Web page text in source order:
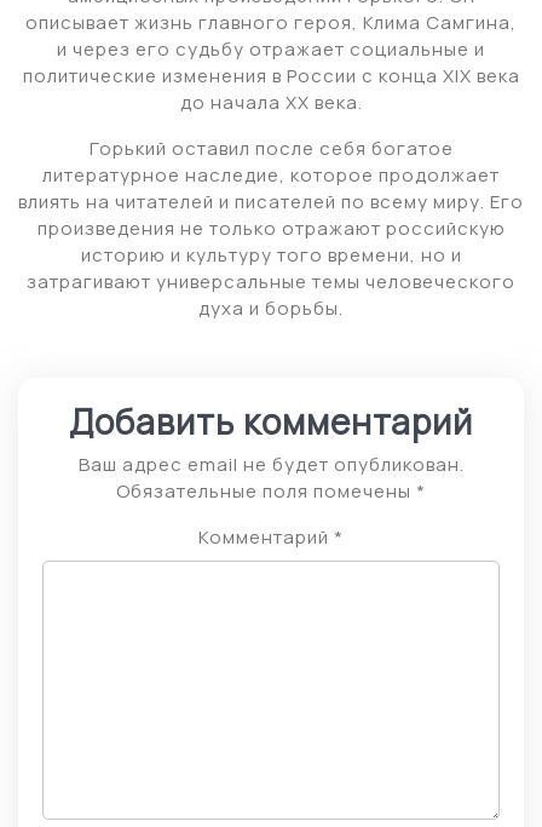
описывает жизнь главного героя, Клима Самгина,
и через его судьбу отражает социальные и
политические изменения в России с конца XIX века
до начала XX века.
Горький оставил после себя богатое
литературное наследие, которое продолжает
влиять на читателей и писателей по всему миру. Его
произведения не только отражают российскую
историю и культуру того времени, но и
затрагивают универсальные темы человеческого
духа и борьбы.
Добавить комментарий
Ваш адрес email не будет опубликован.
Обязательные поля помечены *
Комментарий *